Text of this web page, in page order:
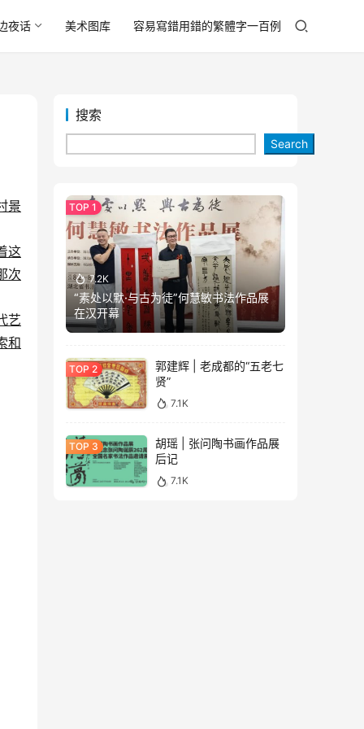
夜话 美术图库 容易寫錯用錯的繁體字一百例
景
这
次
艺
和
搜索
Search
7.2K
“素处以默·与古为徒”何慧敏书法作品展
在汉开幕
郭建辉 | 老成都的“五老七
贤”
7.1K
胡瑶 | 张问陶书画作品展
后记
7.1K